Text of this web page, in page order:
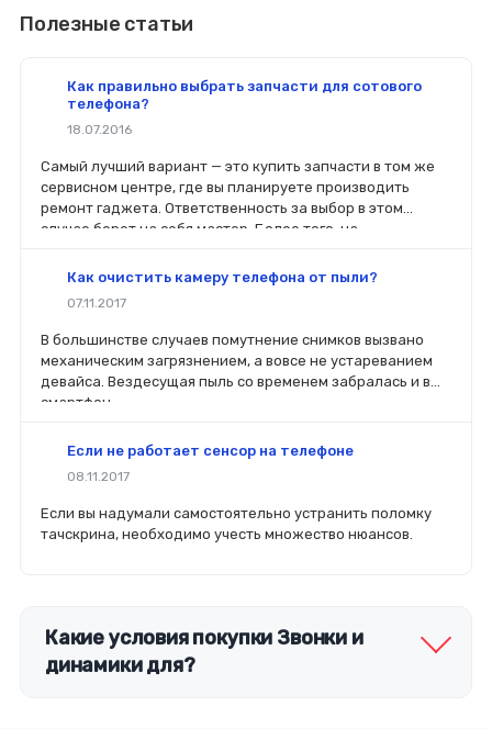
Полезные статьи
Как правильно выбрать запчасти для сотового
телефона?
18.07.2016
Самый лучший вариант — это купить запчасти в том же
сервисном центре, где вы планируете производить
ремонт гаджета. Ответственность за выбор в этом
случае берет на себя мастер. Более того, на
вы планируете делать ремонт самостоятельно, то выбор
перед покупкой нового модуля старый был в руках. Так
легче сориентироваться в разъемах, элементах
крепления, электрических параметрах и прочих
характеристиках.
Как очистить камеру телефона от пыли?
07.11.2017
В большинстве случаев помутнение снимков вызвано
механическим загрязнением, а вовсе не устареванием
девайса. Вездесущая пыль со временем забралась и в
смартфон.
Если не работает сенсор на телефоне
08.11.2017
Если вы надумали самостоятельно устранить поломку
тачскрина, необходимо учесть множество нюансов.
Какие условия покупки Звонки и
динамики для?